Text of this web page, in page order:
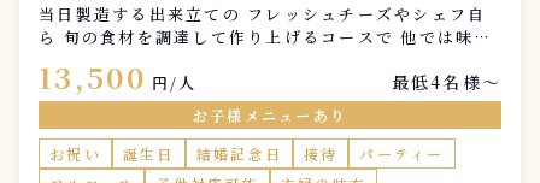
当日製造する出来立ての フレッシュチーズやシェフ自
ら 旬の食材を調達して作り上げるコースで 他では味わ
な記念日やお祝い事 小さなお子様がいらっしゃるご家
庭や 女子会、ご友人とのご会食等様々な ご利用シーン
でご好評いただいております 以下のメニューは一例に
なりますので お苦手な食材やアレルギー、ご希望等 お
気軽にお申し付けください コース所要時間 約2時間
13,500 円/人 最低4名様〜
お子様メニューあり
お祝い
誕生日 結婚記念日 接待
パーティー